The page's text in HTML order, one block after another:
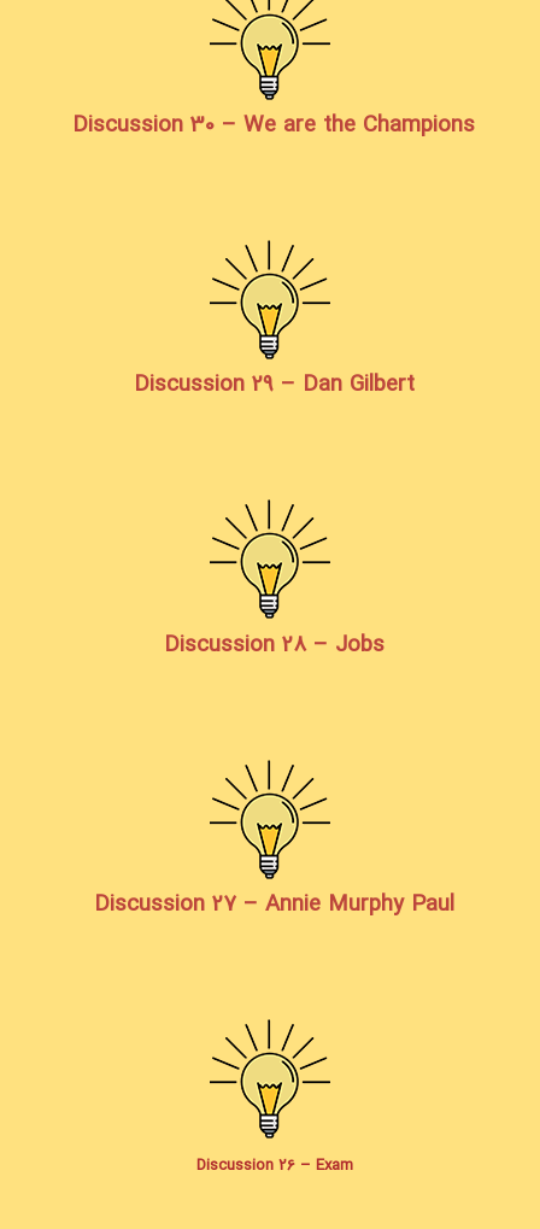
Discussion 29 – Dan Gilbert
Discussion 28 – Jobs
Discussion 27 – Annie Murphy Paul
Discussion 26 – Exam